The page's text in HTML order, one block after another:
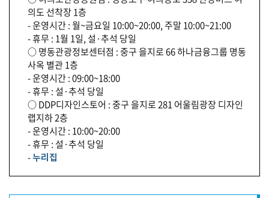
의도 선착장 1층
- 운영시간 : 월~금요일 10:00~20:00, 주말 10:00~21:00
- 휴무 : 1월 1일, 설·추석 당일
○ 명동관광정보센터점 : 중구 을지로 66 하나금융그룹 명동
사옥 별관 1층
- 운영시간 : 09:00~18:00
- 휴무 : 설·추석 당일
○ DDP디자인스토어 : 중구 을지로 281 어울림광장 디자인
랩지하 2층
- 운영시간 : 10:00~20:00
- 휴무 : 설·추석 당일
-누리집